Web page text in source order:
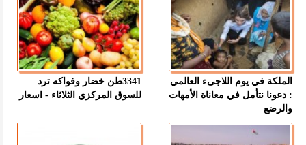
الملكة في يوم اللاجىء العالمي
: دعونا نتأمل في معاناة الأمهات
والرضع
3341طن خضار وفواكه ترد
للسوق المركزي الثلاثاء - اسعار